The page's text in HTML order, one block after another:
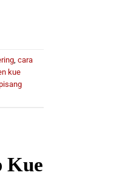
, cara
kue
Kue